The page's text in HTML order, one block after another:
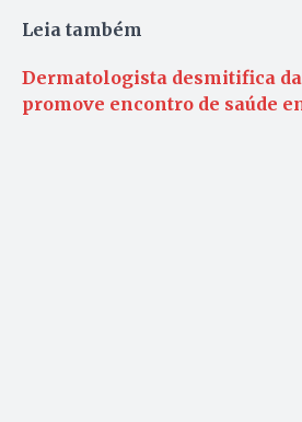
Leia também
Dermatologista desmitifica
promove encontro de saúde